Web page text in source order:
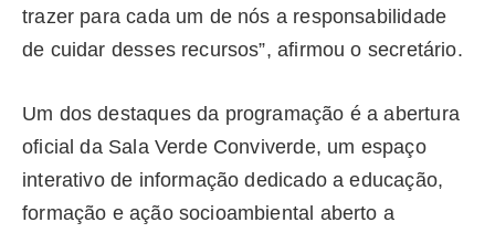
trazer para cada um de nós a responsabilidade
de cuidar desses recursos”, afirmou o secretário.
Um dos destaques da programação é a abertura
oficial da Sala Verde Conviverde, um espaço
interativo de informação dedicado a educação,
formação e ação socioambiental aberto a